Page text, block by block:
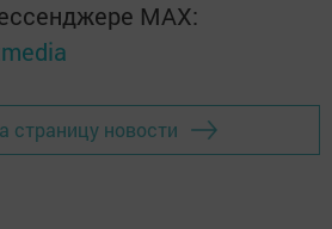
MАХ:
страницу новости